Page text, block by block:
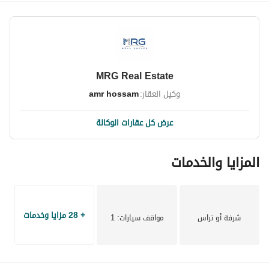
فقط - صيدليات - كامل المرافق غاز وكهرباء و مايه
-بريف عن شركه MRG للتسويق العقاري
الشمالي والعين السخنة وكذلك المعادى ومدينة نصر.
كنت
MRG Real Estate
وكيل العقار:amr hossam
عرض كل عقارات الوكالة
المزايا والخدمات
شرفة أو تراس مواقف سيارات: 1 + 28 مزايا وخدمات